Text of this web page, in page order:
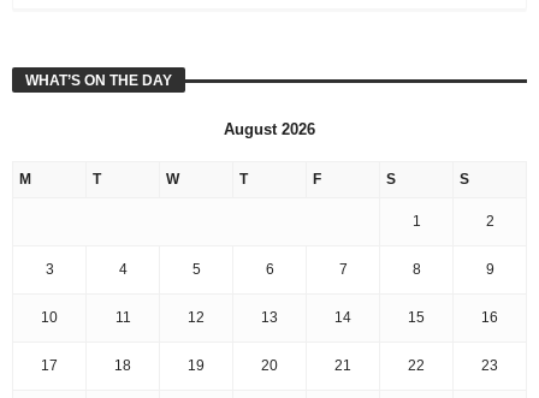
WHAT’S ON THE DAY
August 2026
M T W T F S S
1 2
3 4 5 6 7 8 9
10 11 12 13 14 15 16
17 18 19 20 21 22 23